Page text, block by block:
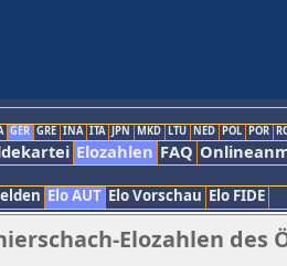
GER GRE INA ITA JPN MKD LTU NED POL POR
Elozahlen FAQ
Elo AUT Elo Vorschau Elo FIDE
Elozahlen des